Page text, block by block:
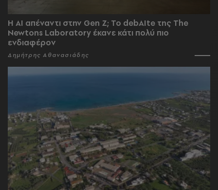
Η AI απέναντι στην Gen Z; Το debAIte της The
Newtons Laboratory έκανε κάτι πολύ πιο
ενδιαφέρον
Δημήτρης Αθανασιάδης